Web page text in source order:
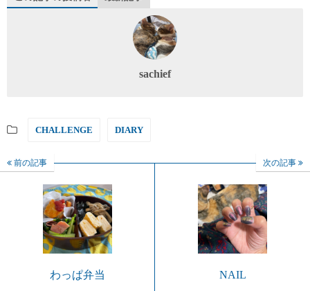
sachief
CHALLENGE DIARY
前の記事
わっぱ弁当
次の記事
NAIL